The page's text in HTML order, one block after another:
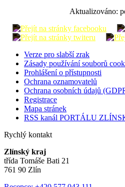
Aktualizováno:
Verze pro slabší zrak
Zásady používání souborů
Prohlášení o přístupnosti
Ochrana oznamovatelů
Ochrana osobních údajů
Registrace
Mapa stránek
RSS kanál PORTÁLU
Rychlý kontakt
Zlínský kraj
třída Tomáše Bati 21
761 90 Zlín